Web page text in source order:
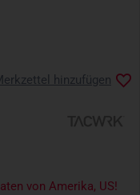
hinzufügen
von Amerika, US!